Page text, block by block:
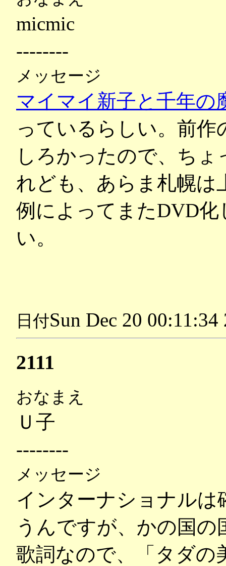
micmic
--------
メッセージ
マイマイ新子と千年の
っているらしい。前
しろかったので、ち
れども、あらま札幌は
例によってまたDVD
い。
日付Sun Dec 20 00:11:34
2111
おなまえ
Ｕ子
--------
メッセージ
インターナショナル
うんですが、かの国
歌詞なので、「タダの